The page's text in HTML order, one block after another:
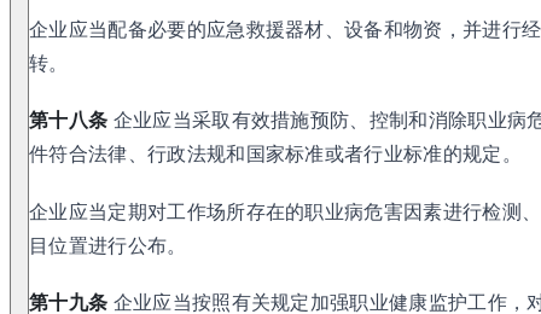
企业应当配备必要的应急救援器材、设备和物资，并进行
转。
第十八条 企业应当采取有效措施预防、控制和消除职业病
件符合法律、行政法规和国家标准或者行业标准的规定。
企业应当定期对工作场所存在的职业病危害因素进行检测
目位置进行公布。
第十九条 企业应当按照有关规定加强职业健康监护工作，